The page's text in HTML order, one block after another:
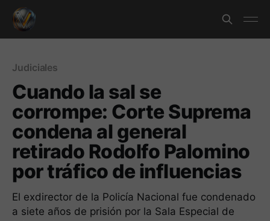
Judiciales
Cuando la sal se
corrompe: Corte Suprema
condena al general
retirado Rodolfo Palomino
por tráfico de influencias
El exdirector de la Policía Nacional fue condenado
a siete años de prisión por la Sala Especial de